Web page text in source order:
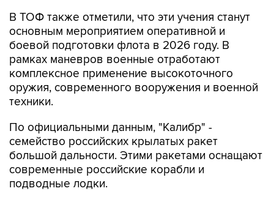
В ТОФ также отметили, что эти учения станут
основным мероприятием оперативной и
боевой подготовки флота в 2026 году. В
рамках маневров военные отработают
комплексное применение высокоточного
оружия, современного вооружения и военной
техники.
По официальными данным, "Калибр" -
семейство российских крылатых ракет
большой дальности. Этими ракетами оснащают
современные российские корабли и
подводные лодки.